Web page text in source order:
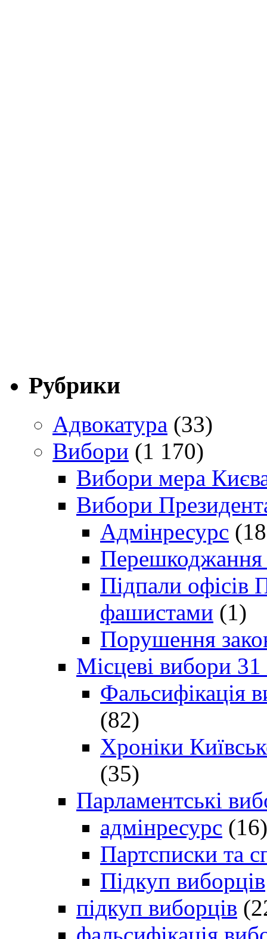
Рубрики
Адвокатура (33)
Вибори (1 170)
Вибори мера
Вибори
Адмінресурс
Перешкоджання
Підпали офісів
фашистами (1)
Порушення
Місцеві вибори
Фальсифікація
(82)
Хроніки
(35)
Парламентські
адмінресурс (16)
Партсписки та
Підкуп виборців
підкуп виборців